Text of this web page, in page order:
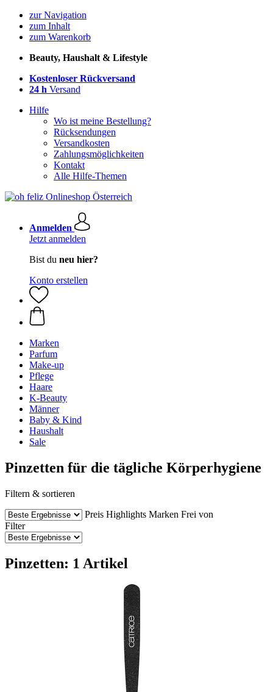
zur Navigation
zum Inhalt
zum Warenkorb
Beauty, Haushalt & Lifestyle
Kostenloser Rückversand
24 h Versand
Hilfe
Wo ist meine Bestellung?
Rücksendungen
Versandkosten
Zahlungsmöglichkeiten
Kontakt
Alle Hilfe-Themen
Anmelden
Jetzt anmelden
Bist du neu hier?
Konto erstellen
Marken
Parfum
Make-up
Pflege
Haare
K-Beauty
Männer
Baby & Kind
Haushalt
Sale
Pinzetten für die tägliche Körperhygiene
Filtern & sortieren
Preis Highlights Marken Frei von
Filter
Pinzetten: 1 Artikel